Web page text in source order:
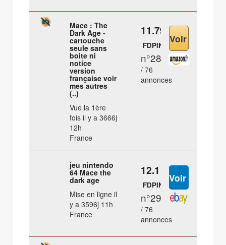
Mace : The
Dark Age -
cartouche
seule sans
boite ni
notice
version
française voir
mes autres
(..)
Vue la 1ère
fois il y a 3666j
12h
France
11.79 €
FDPIN
n°28
/ 76
annonces
jeu nintendo
64 Mace the
dark age
Mise en ligne il
y a 3596j 11h
France
12.1 €
FDPIN
n°29
/ 76
annonces